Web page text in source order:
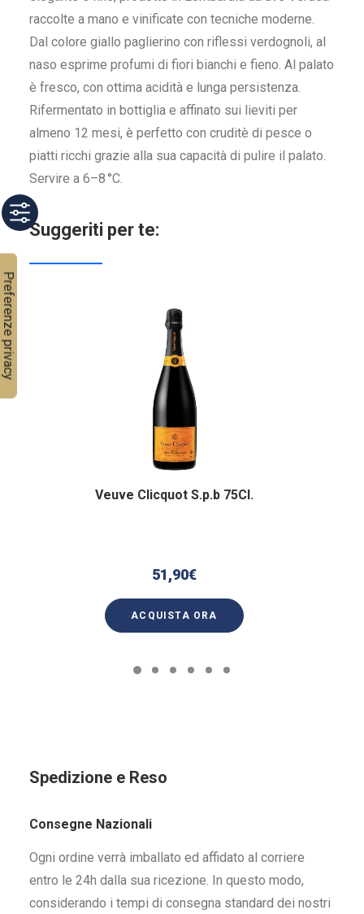
raccolte a mano e vinificate con tecniche moderne.
Dal colore giallo paglierino con riflessi verdognoli, al
naso esprime profumi di fiori bianchi e fieno. Al palato
è fresco, con ottima acidità e lunga persistenza.
Rifermentato in bottiglia e affinato sui lieviti per
almeno 12 mesi, è perfetto con cruditè di pesce o
piatti ricchi grazie alla sua capacità di pulire il palato.
Servire a 6–8 °C.
Suggeriti per te:
Veuve Clicquot S.p.b 75Cl.
51,90€
ACQUISTA ORA
Spedizione e Reso
Consegne Nazionali
Ogni ordine verrà imballato ed affidato al corriere
entro le 24h dalla sua ricezione. In questo modo,
considerando i tempi di consegna standard dei nostri